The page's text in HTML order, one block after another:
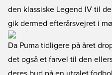
den klassiske Legend IV til
gik dermed efterårsvejret i
Da Puma tidligere på året
det også et farvel til den ellers